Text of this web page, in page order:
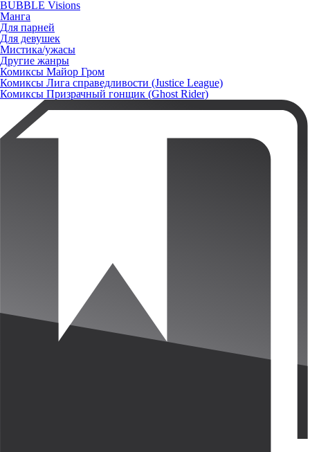
BUBBLE Visions
Манга
Для парней
Для девушек
Мистика/ужасы
Другие жанры
Комиксы Майор Гром
Комиксы Лига справедливости (Justice League)
Комиксы Призрачный гонщик (Ghost Rider)